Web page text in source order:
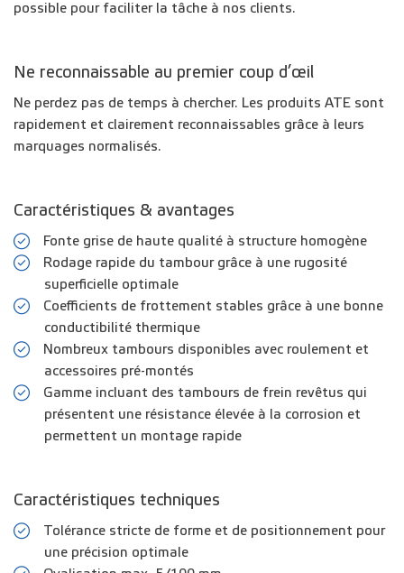
possible pour faciliter la tâche à nos clients.
Ne reconnaissable au premier coup d’œil
Ne perdez pas de temps à chercher. Les produits ATE sont
rapidement et clairement reconnaissables grâce à leurs
marquages normalisés.
Caractéristiques & avantages
Fonte grise de haute qualité à structure homogène
Rodage rapide du tambour grâce à une rugosité
superficielle optimale
Coefficients de frottement stables grâce à une bonne
conductibilité thermique
Nombreux tambours disponibles avec roulement et
accessoires pré-montés
Gamme incluant des tambours de frein revêtus qui
présentent une résistance élevée à la corrosion et
permettent un montage rapide
Caractéristiques techniques
Tolérance stricte de forme et de positionnement pour
une précision optimale